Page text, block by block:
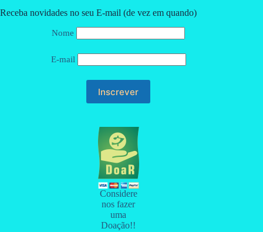
Receba novidades no seu E-mail (de vez em quando)
Nome
E-mail
Considere
nos fazer
uma
Doação!!